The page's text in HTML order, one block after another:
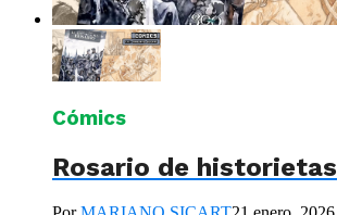
Cómics
Rosario de historietas